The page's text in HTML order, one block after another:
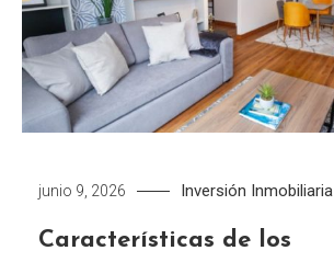
junio 9, 2026 Inversión Inmobiliaria
Características de los